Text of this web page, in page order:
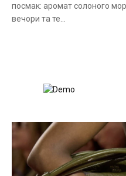
посмак: аромат солоного
вечори та те…